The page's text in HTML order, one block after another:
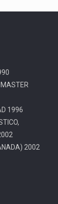
MASTER
1996
2002